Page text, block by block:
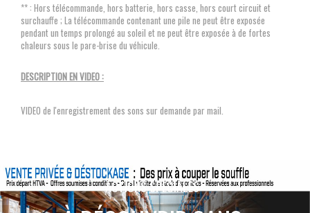
** : Hors télécommande, hors batterie, hors casse, hors court circuit et
surchauffe ; La télécommande contenant une pile ne peut être exposée
pendant un temps prolongé au soleil et ne peut être exposée à de fortes
chaleurs sous le pare-brise du véhicule.
DESCRIPTION EN VIDEO :
VIDEO de l'enregistrement des sons sur demande par mail.
ACTIONS SPÉCIALES